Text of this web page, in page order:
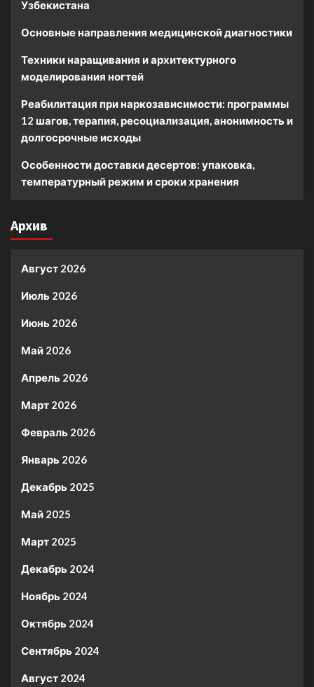
Узбекистана
Основные направления медицинской диагностики
Техники наращивания и архитектурного
моделирования ногтей
Реабилитация при наркозависимости: программы
12 шагов, терапия, ресоциализация, анонимность и
долгосрочные исходы
Особенности доставки десертов: упаковка,
температурный режим и сроки хранения
Архив
Август 2026
Июль 2026
Июнь 2026
Май 2026
Апрель 2026
Март 2026
Февраль 2026
Январь 2026
Декабрь 2025
Май 2025
Март 2025
Декабрь 2024
Ноябрь 2024
Октябрь 2024
Сентябрь 2024
Август 2024